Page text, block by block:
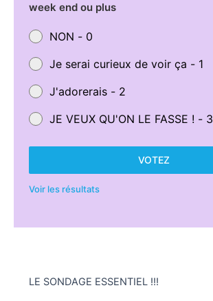
week end ou plus
NON - 0
Je serai curieux de voir ça - 1
J'adorerais - 2
JE VEUX QU'ON LE FASSE ! - 3
VOTEZ
Voir les résultats
LE SONDAGE ESSENTIEL !!!